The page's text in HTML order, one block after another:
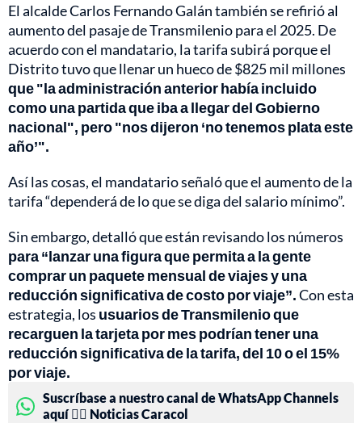
El alcalde Carlos Fernando Galán también se refirió al
aumento del pasaje de Transmilenio para el 2025. De
acuerdo con el mandatario, la tarifa subirá porque el
Distrito tuvo que llenar un hueco de $825 mil millones
que "la administración anterior había incluido
como una partida que iba a llegar del Gobierno
nacional", pero "nos dijeron ‘no tenemos plata este
año’".
Así las cosas, el mandatario señaló que el aumento de la
tarifa “dependerá de lo que se diga del salario mínimo”.
Sin embargo, detalló que están revisando los números
para “lanzar una figura que permita a la gente
comprar un paquete mensual de viajes y una
reducción significativa de costo por viaje”.Con esta
estrategia, los usuarios de Transmilenio que
recarguen la tarjeta por mes podrían tener una
reducción significativa de la tarifa, del 10 o el 15%
por viaje.
Suscríbase a nuestro canal de WhatsApp Channels
aquí 👉🏻 Noticias Caracol